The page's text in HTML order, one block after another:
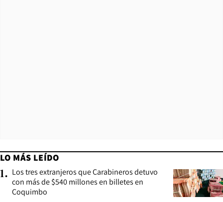
LO MÁS LEÍDO
1. Los tres extranjeros que Carabineros detuvo
con más de $540 millones en billetes en
Coquimbo